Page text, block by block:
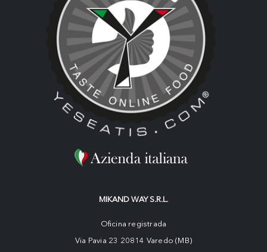
MIKAND WAY S.R.L.
Oficina registrada
Via Pavia 23 20814 Varedo (MB)